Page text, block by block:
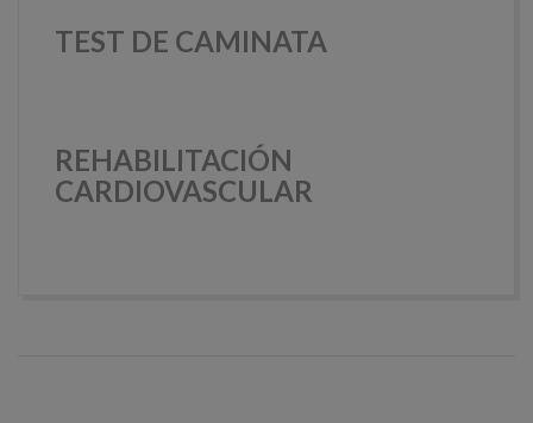
TEST DE CAMINATA
REHABILITACIÓN
CARDIOVASCULAR